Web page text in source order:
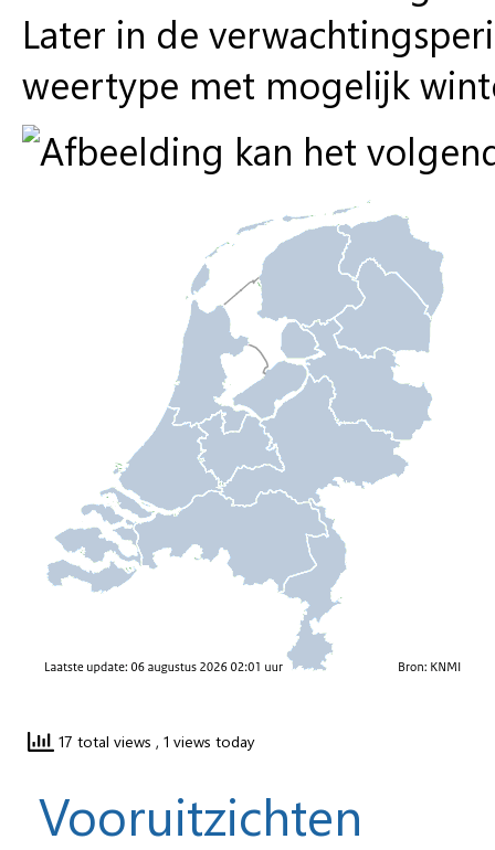
Later in de
weertype met mogelijk
17 total views , 1 views today
Vooruitzichten